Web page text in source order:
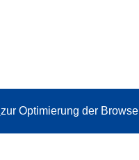
zur Optimierung der